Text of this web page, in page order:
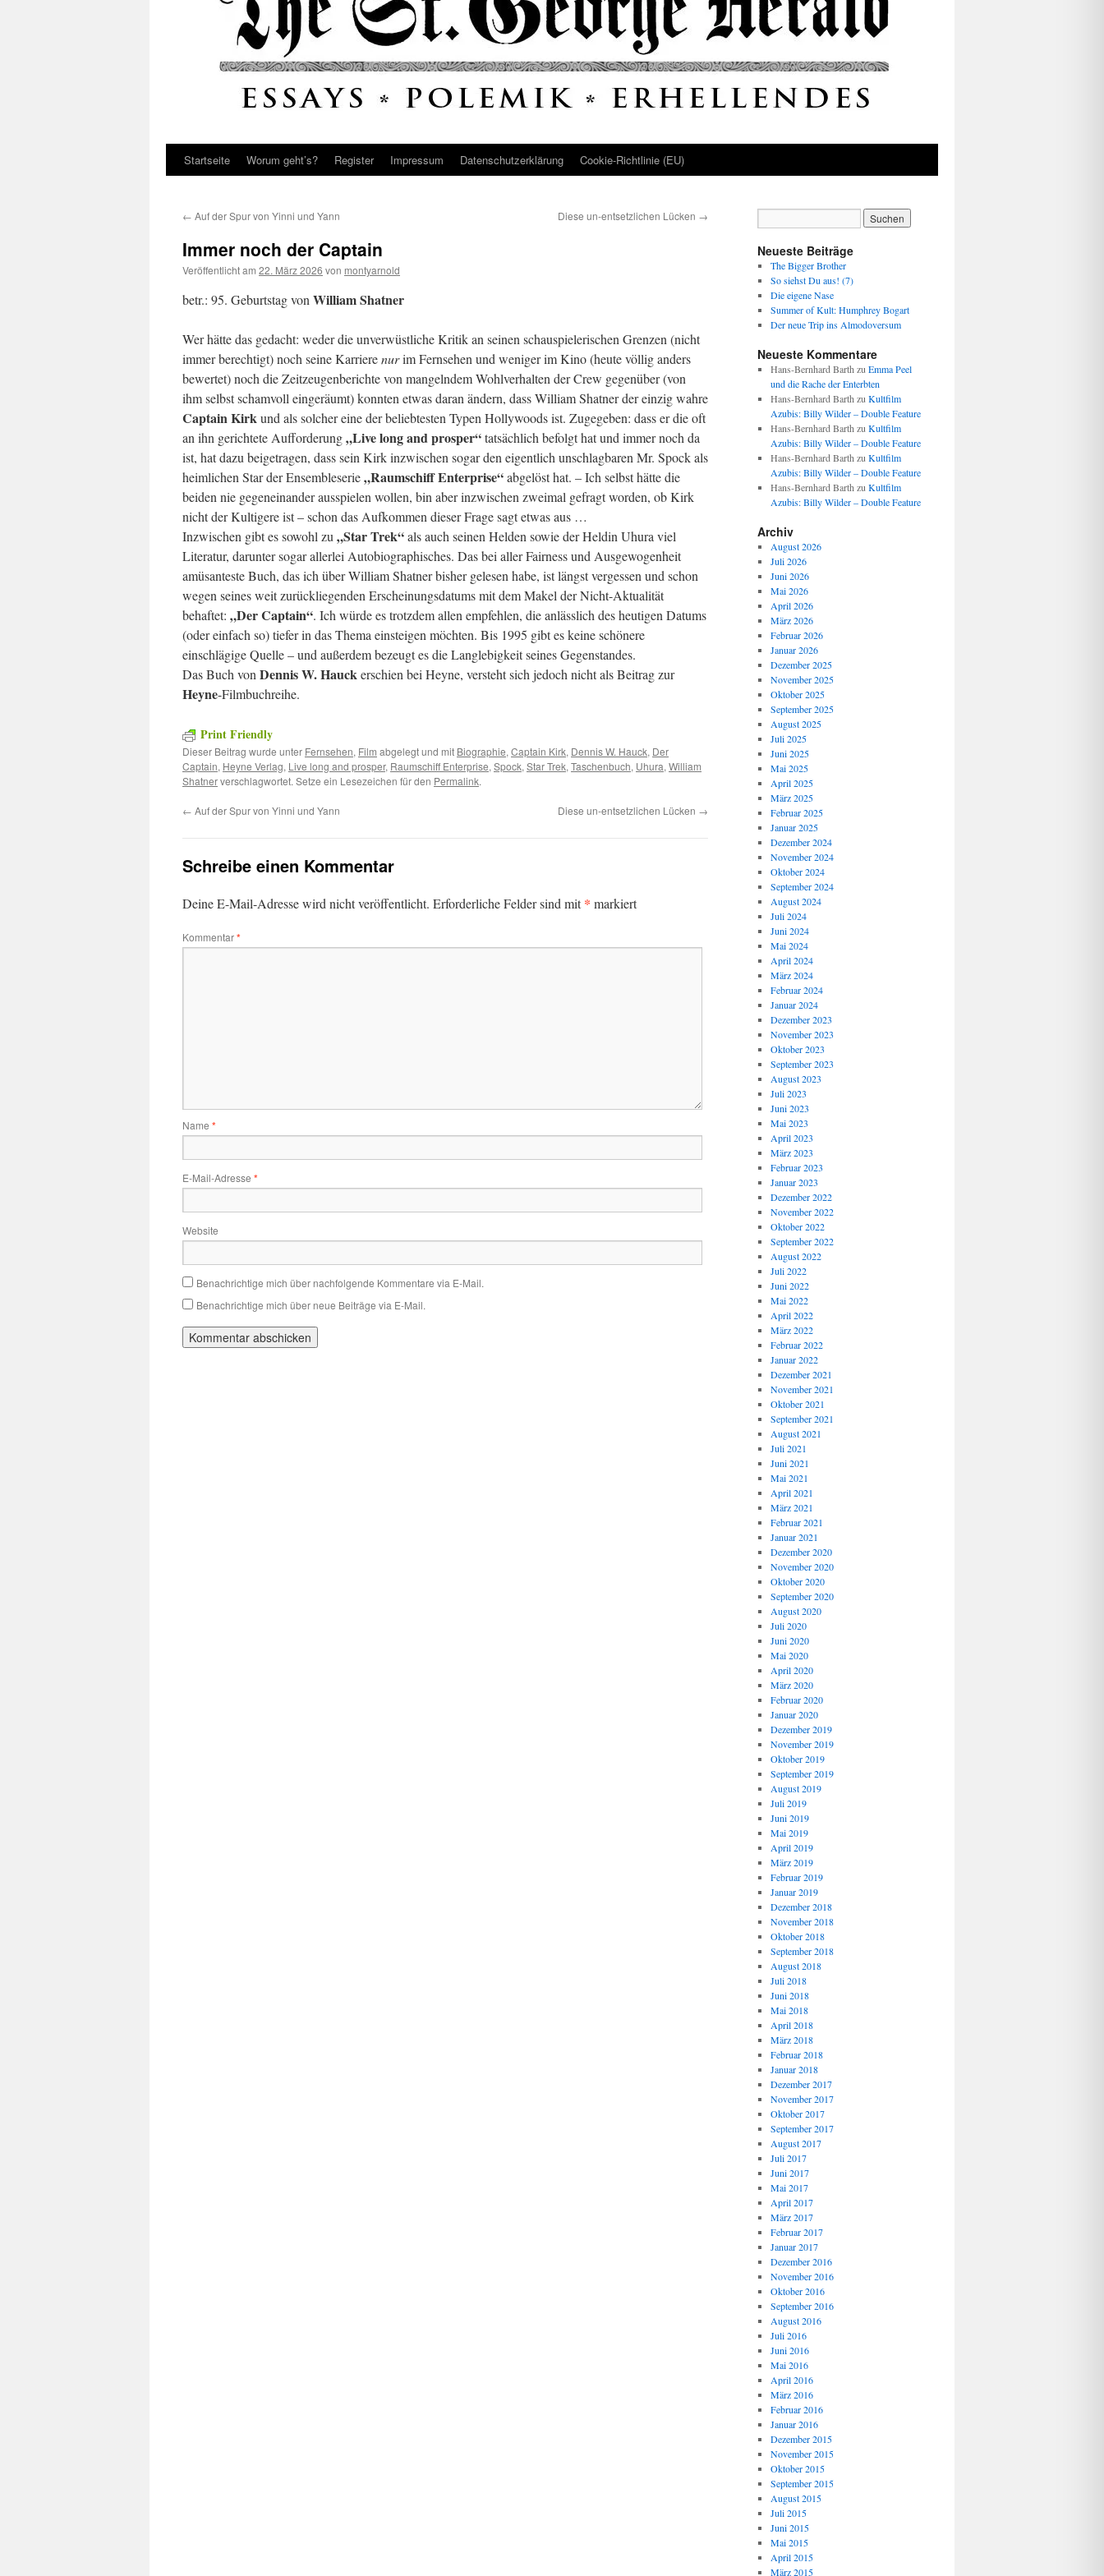
Startseite Worum geht’s? Register Impressum Datenschutz­erklärung Cookie-Richtlinie (EU)
← Auf der Spur von Yinni und Yann Diese un-entsetzlichen Lücken →
Immer noch der Captain
Veröffentlicht am 22. März 2026 von montyarnold
betr.: 95. Geburtstag von William Shatner
Wer hätte das gedacht: weder die unverwüstliche Kritik an seinen schauspielerischen Grenzen (nicht
immer berechtigt) noch seine Karrierenurim Fernsehen und weniger im Kino (heute völlig anders
bewertet) noch die Zeitzeugenberichte von mangelndem Wohlverhalten der Crew gegenüber (von
ihm selbst schamvoll eingeräumt) konnten etwas daran ändern, dass William Shatner der einzig wahre
Captain Kirkund als solcher eine der beliebtesten Typen Hollywoods ist. Zugegeben: dass er die oft
an ihn gerichtete Aufforderung„Live long and prosper“tatsächlich befolgt hat und immer noch da
ist, hat dazu beigetragen, dass sein Kirk inzwischen sogar den eigentlich unschlagbaren Mr. Spock als
heimlichen Star der Ensembleserie„Raumschiff Enterprise“abgelöst hat. – Ich selbst hätte die
beiden nie gegeneinander ausspielen wollen, bin aber inzwischen zweimal gefragt worden, ob Kirk
nicht der Kultigere ist – schon das Aufkommen dieser Frage sagt etwas aus …
Inzwischen gibt es sowohl zu „Star Trek“als auch seinen Helden sowie der Heldin Uhura viel
Literatur, darunter sogar allerlei Autobiographisches. Das bei aller Fairness und Ausgewogenheit
amüsanteste Buch, das ich über William Shatner bisher gelesen habe, ist längst vergessen und schon
wegen seines weit zurückliegenden Erscheinungsdatums mit dem Makel der Nicht-Aktualität
behaftet: „Der Captain“. Ich würde es trotzdem allen empfehlen, die anlässlich des heutigen Datums
(oder einfach so) tiefer in das Thema einsteigen möchten. Bis 1995 gibt es keine schönere
einschlägige Quelle – und außerdem bezeugt es die Langlebigkeit seines Gegenstandes.
Das Buch von Dennis W. Hauckerschien bei Heyne, versteht sich jedoch nicht als Beitrag zur
Heyne-Filmbuchreihe.
Print Friendly
Dieser Beitrag wurde unter Fernsehen, Film abgelegt und mit Biographie, Captain Kirk, Dennis W. Hauck, Der
Captain, Heyne Verlag, Live long and prosper, Raumschiff Enterprise, Spock, Star Trek, Taschenbuch, Uhura, William
Shatnerverschlagwortet. Setze ein Lesezeichen für den Permalink.
← Auf der Spur von Yinni und Yann Diese un-entsetzlichen Lücken →
Schreibe einen Kommentar
Deine E-Mail-Adresse wird nicht veröffentlicht. Erforderliche Felder sind mit* markiert
Kommentar*
Name *
E-Mail-Adresse *
Website
Benachrichtige mich über nachfolgende Kommentare via E-Mail.
Benachrichtige mich über neue Beiträge via E-Mail.
Neueste Beiträge
The Bigger Brother
So siehst Du aus! (7)
Die eigene Nase
Summer of Kult: Humphrey Bogart
Der neue Trip ins Almodoversum
Neueste Kommentare
Hans-Bernhard Barth zu Emma Peel
und die Rache der Enterbten
Hans-Bernhard Barth zu Kultfilm
Azubis: Billy Wilder – Double Feature
Hans-Bernhard Barth zu Kultfilm
Azubis: Billy Wilder – Double Feature
Hans-Bernhard Barth zu Kultfilm
Azubis: Billy Wilder – Double Feature
Hans-Bernhard Barth zu Kultfilm
Azubis: Billy Wilder – Double Feature
Archiv
August 2026
Juli 2026
Juni 2026
Mai 2026
April 2026
März 2026
Februar 2026
Januar 2026
Dezember 2025
November 2025
Oktober 2025
September 2025
August 2025
Juli 2025
Juni 2025
Mai 2025
April 2025
März 2025
Februar 2025
Januar 2025
Dezember 2024
November 2024
Oktober 2024
September 2024
August 2024
Juli 2024
Juni 2024
Mai 2024
April 2024
März 2024
Februar 2024
Januar 2024
Dezember 2023
November 2023
Oktober 2023
September 2023
August 2023
Juli 2023
Juni 2023
Mai 2023
April 2023
März 2023
Februar 2023
Januar 2023
Dezember 2022
November 2022
Oktober 2022
September 2022
August 2022
Juli 2022
Juni 2022
Mai 2022
April 2022
März 2022
Februar 2022
Januar 2022
Dezember 2021
November 2021
Oktober 2021
September 2021
August 2021
Juli 2021
Juni 2021
Mai 2021
April 2021
März 2021
Februar 2021
Januar 2021
Dezember 2020
November 2020
Oktober 2020
September 2020
August 2020
Juli 2020
Juni 2020
Mai 2020
April 2020
März 2020
Februar 2020
Januar 2020
Dezember 2019
November 2019
Oktober 2019
September 2019
August 2019
Juli 2019
Juni 2019
Mai 2019
April 2019
März 2019
Februar 2019
Januar 2019
Dezember 2018
November 2018
Oktober 2018
September 2018
August 2018
Juli 2018
Juni 2018
Mai 2018
April 2018
März 2018
Februar 2018
Januar 2018
Dezember 2017
November 2017
Oktober 2017
September 2017
August 2017
Juli 2017
Juni 2017
Mai 2017
April 2017
März 2017
Februar 2017
Januar 2017
Dezember 2016
November 2016
Oktober 2016
September 2016
August 2016
Juli 2016
Juni 2016
Mai 2016
April 2016
März 2016
Februar 2016
Januar 2016
Dezember 2015
November 2015
Oktober 2015
September 2015
August 2015
Juli 2015
Juni 2015
Mai 2015
April 2015
März 2015